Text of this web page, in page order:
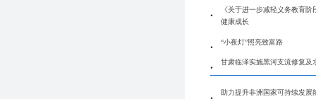
《关于进一步减轻义务教育
健康成长
“小夜灯”照亮致富路
甘肃临泽实施黑河支流修复及
助力提升非洲国家可持续发展